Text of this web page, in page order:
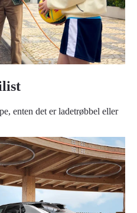
enten det er ladetrøbbel eller